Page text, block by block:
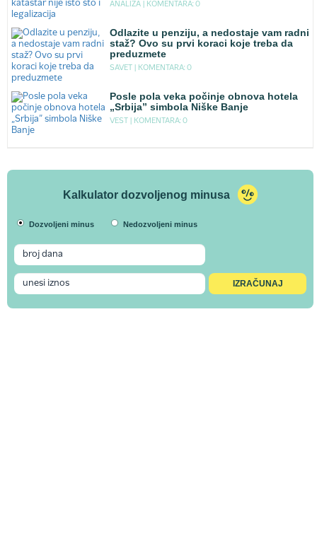
ANALIZA | KOMENTARA: 0
Odlazite u penziju, a nedostaje vam radni
staž? Ovo su prvi koraci koje treba da
preduzmete
SAVET | KOMENTARA: 0
Posle pola veka počinje obnova hotela
„Srbija” simbola Niške Banje
VEST | KOMENTARA: 0
Kalkulator dozvoljenog minusa
Dozvoljeni minus Nedozvoljeni minus